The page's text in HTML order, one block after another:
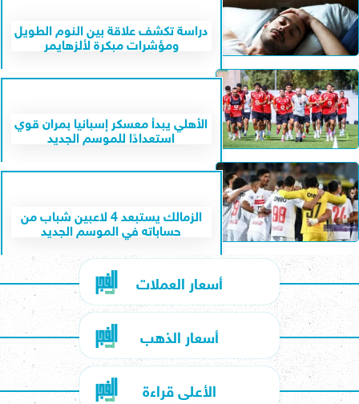
دراسة تكشف علاقة بين النوم الطويل
ومؤشرات مبكرة لألزهايمر
الأهلي يبدأ معسكر إسبانيا بمران قوي
استعدادًا للموسم الجديد
الزمالك يستبعد 4 لاعبين شباب من
حساباته في الموسم الجديد
أسعار العملات
أسعار الذهب
الأعلى قراءة